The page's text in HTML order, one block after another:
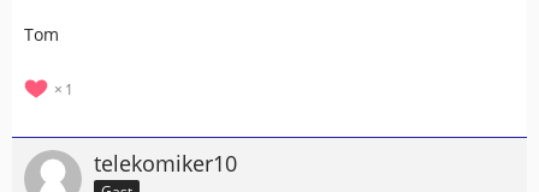
Tom
1
telekomiker10